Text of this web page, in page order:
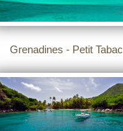
Grenadines - Petit Tabac